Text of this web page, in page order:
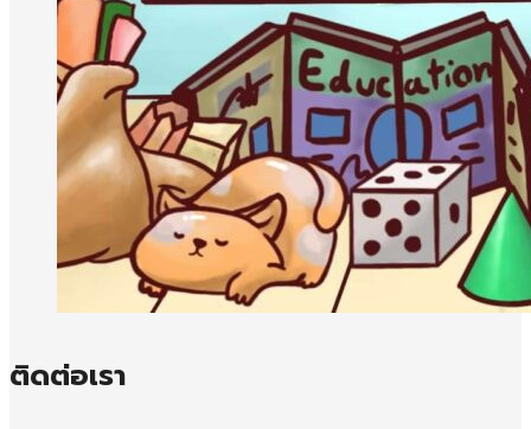
ติดต่อเรา